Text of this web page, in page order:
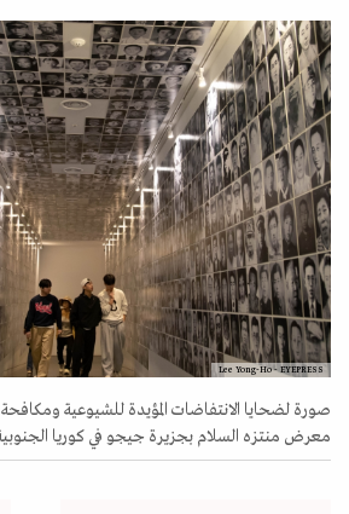
Lee Yong-Ho - EYEPRESS
صورة لضحايا الانتفاضات المؤيدة للشيوعية
معرض منتزه السلام بجزيرة جيجو في كوريا